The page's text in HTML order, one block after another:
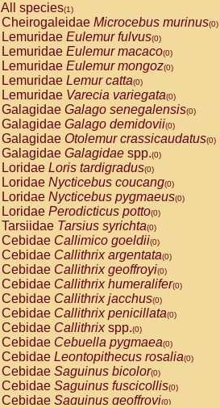
All species(1)
Cheirogaleidae Microcebus murinus(0)
Lemuridae Eulemur fulvus(0)
Lemuridae Eulemur macaco(0)
Lemuridae Eulemur mongoz(0)
Lemuridae Lemur catta(0)
Lemuridae Varecia variegata(0)
Galagidae Galago senegalensis(0)
Galagidae Galago demidovii(0)
Galagidae Otolemur crassicaudatus(0)
Galagidae Galagidae spp.(0)
Loridae Loris tardigradus(0)
Loridae Nycticebus coucang(0)
Loridae Nycticebus pygmaeus(0)
Loridae Perodicticus potto(0)
Tarsiidae Tarsius syrichta(0)
Cebidae Callimico goeldii(0)
Cebidae Callithrix argentata(0)
Cebidae Callithrix geoffroyi(0)
Cebidae Callithrix humeralifer(0)
Cebidae Callithrix jacchus(0)
Cebidae Callithrix penicillata(0)
Cebidae Callithrixspp.(0)
Cebidae Cebuella pygmaea(0)
Cebidae Leontopithecus rosalia(0)
Cebidae Saguinus bicolor(0)
Cebidae Saguinus fuscicollis(0)
Cebidae Saguinus geoffroyi(0)